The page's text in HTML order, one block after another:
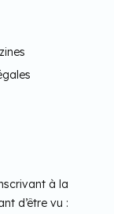
à la
d’être vu :